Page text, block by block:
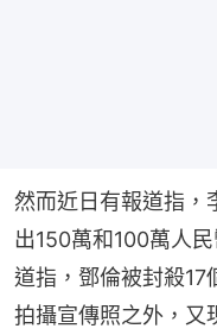
然而近日有報道指，
出150萬和100萬人
道指，鄧倫被封殺17
拍攝宣傳照之外，又